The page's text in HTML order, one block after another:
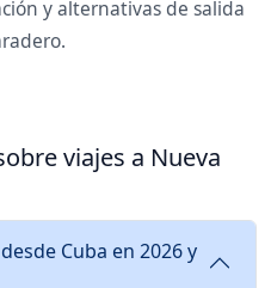
y alternativas de salida
viajes a Nueva
Cuba en 2026 y